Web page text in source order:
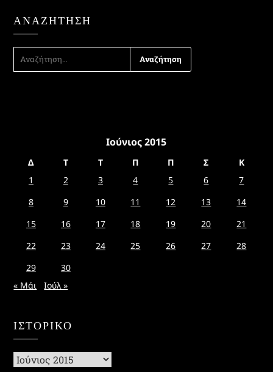
ΑΝΑΖΉΤΗΣΗ
ΑΝΑΖΉΤΗΣΗ
ΓΙΑ:
Ιούνιος 2015
Δ Τ Τ Π Π Σ
Κ
1
2 3 4 5 6
7
8
9 10 11 12 13
14
15
16 17 18 19 20
21
22
23 24 25 26 27
28
29
30
« Μάι
Ιούλ »
ΙΣΤΟΡΙΚΌ
Ιστορικό